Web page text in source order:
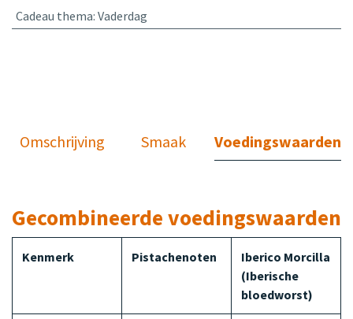
Cadeau thema: Vaderdag
Omschrijving Smaak Voedingswaarden
Gecombineerde voedingswaarden
Kenmerk Pistachenoten
Iberico Morcilla
(Iberische
bloedworst)